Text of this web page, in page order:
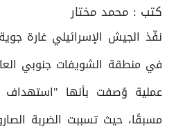
كتب : محمد مختار
نفّذ الجيش الإسرائيلي غارة
في منطقة الشويفات جنوبي
عملية وُصفت بأنها
مسبقًا، حيث تسببت الضربة